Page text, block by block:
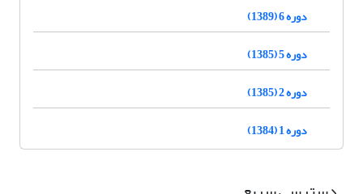
دوره 6 (1389)
دوره 5 (1385)
دوره 2 (1385)
دوره 1 (1384)